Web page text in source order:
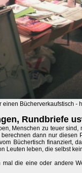
einen Bücherverkaufstisch -
Rundbriefe
Menschen zu teuer
dann nur diesen
Büchertisch finanziert,
Leuten leben, die selbst
mal die eine oder andere